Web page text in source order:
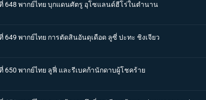
648 พากย์ไทย บุกแดนศัตรู อุโซแลนด์ฮีโร่ในตำนาน
649 พากย์ไทย การตัดสินอันดุเดือด ลูซี่ ปะทะ ชิงเจียว
650 พากย์ไทย ลูฟี่ และรีเบคก้านักดาบผู้โชคร้าย